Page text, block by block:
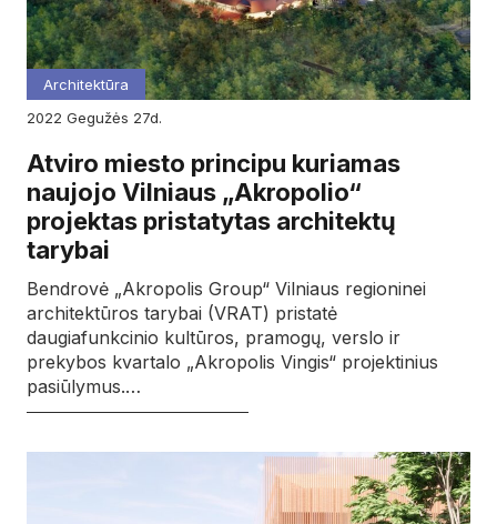
Architektūra
2022
gegužės 27d.
Atviro miesto principu kuriamas
naujojo Vilniaus „Akropolio“
projektas pristatytas architektų
tarybai
Bendrovė „Akropolis Group“ Vilniaus regioninei
architektūros tarybai (VRAT) pristatė
daugiafunkcinio kultūros, pramogų, verslo ir
prekybos kvartalo „Akropolis Vingis“ projektinius
pasiūlymus.…